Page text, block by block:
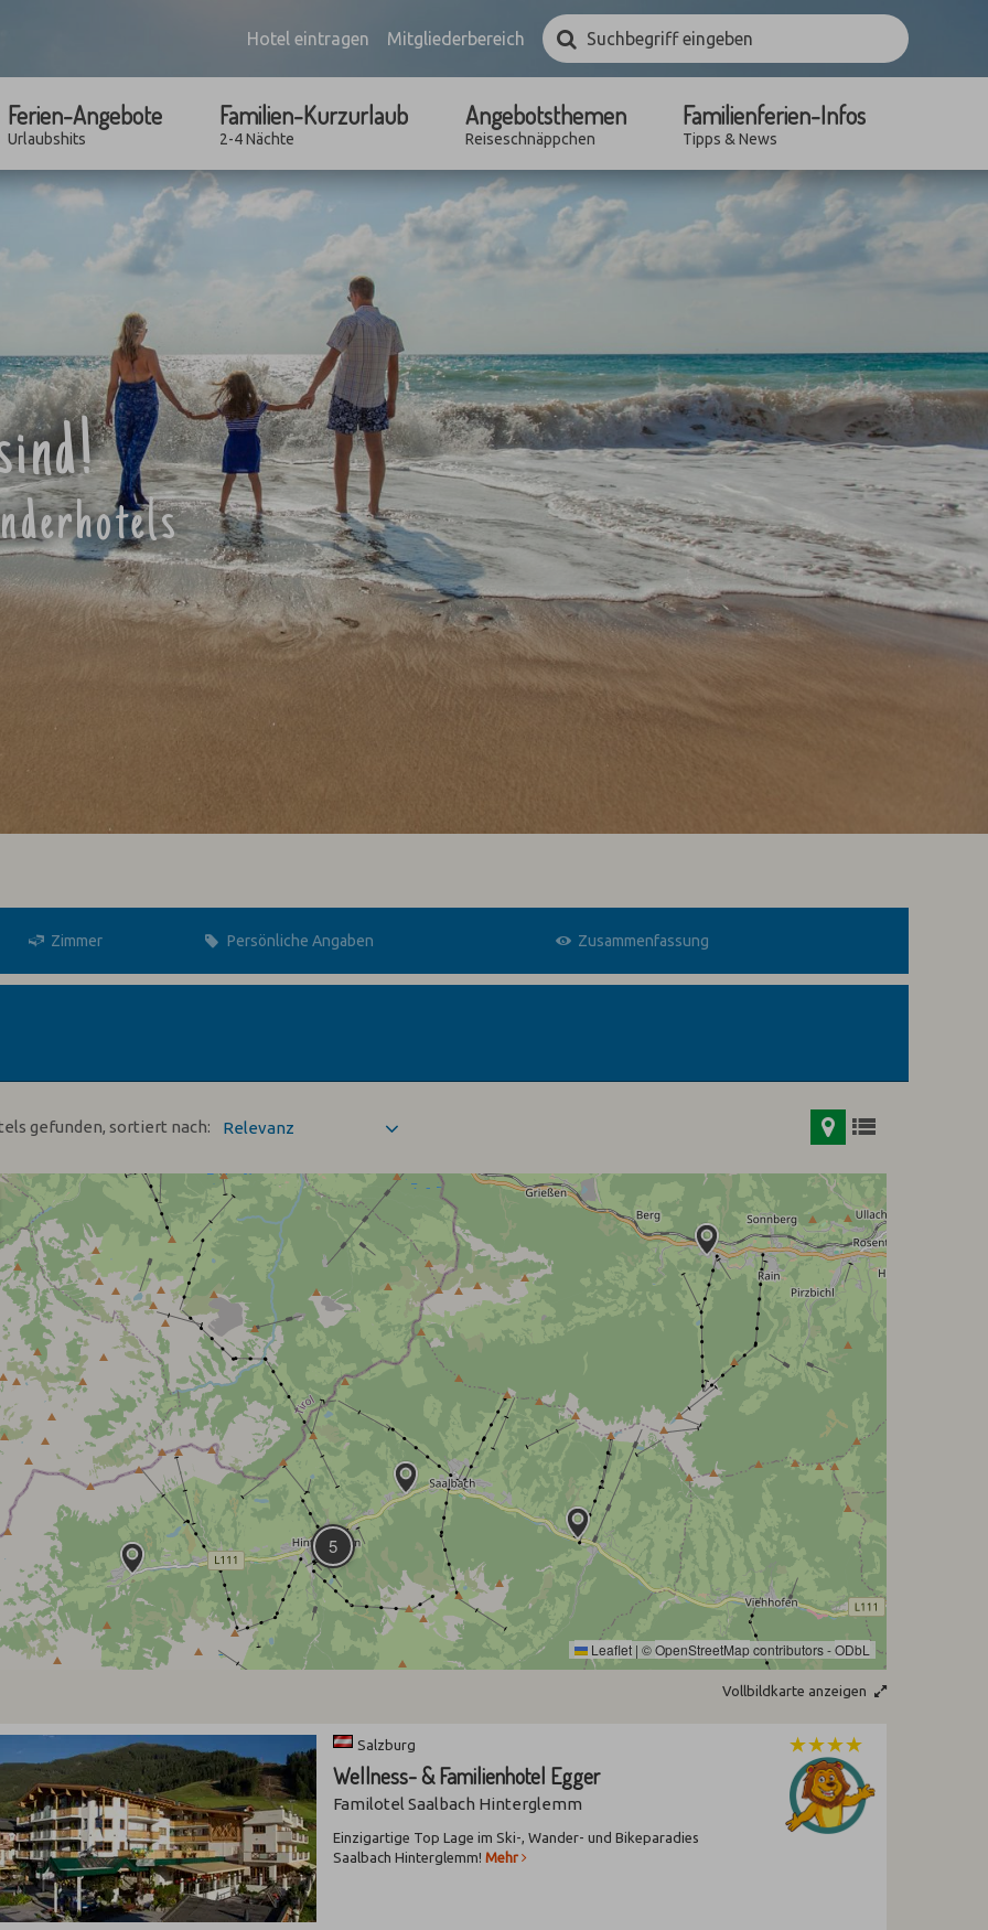
Hotel eintragen Mitgliederbereich
Suchbegriff
eingebenSuchen
Ferien-Angebote
Urlaubshits
Familien-Kurzurlaub
2-4 Nächte
Angebotsthemen
Reiseschnäppchen
Familienferien-Infos
Tipps & News
Zimmer Persönliche Angaben Zusammenfassung
gefunden, sortiert nach:
5
Leaflet | ©OpenStreetMapcontributors -ODbL
Vollbildkarte anzeigen
Salzburg
Wellness- & Familienhotel Egger
Familotel Saalbach Hinterglemm
Einzigartige Top Lage im Ski-, Wander- und Bikeparadies
Saalbach Hinterglemm! Mehr